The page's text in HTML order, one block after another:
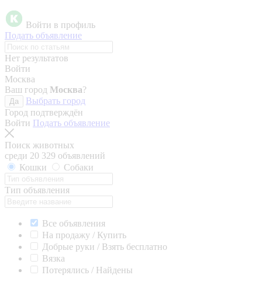
Войти в профиль
Подать объявление
Нет результатов
Войти
Москва
Ваш город Москва?
Да
Выбрать город
Город подтверждён
Войти Подать объявление
Поиск животных
среди 20 329 объявлений
Кошки
Собаки
Тип объявления
Все объявления
На продажу / Купить
Добрые руки / Взять бесплатно
Вязка
Потерялись / Найдены